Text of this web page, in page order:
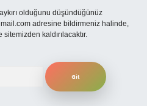
olduğunu düşündüğünüz
adresine bildirmeniz halinde,
kaldırılacaktır.